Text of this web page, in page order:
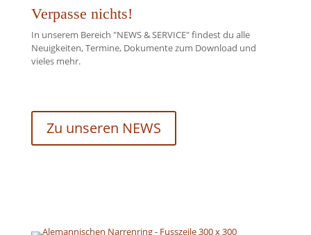
Verpasse nichts!
In unserem Bereich "NEWS & SERVICE" findest du alle
Neuigkeiten, Termine, Dokumente zum Download und
vieles mehr.
Zu unseren NEWS